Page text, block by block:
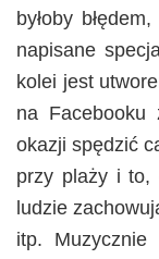
byłoby
napisane
kolei jest
na Facebooku
okazji spędzić
przy plaży i to,
ludzie
itp. Muzycznie